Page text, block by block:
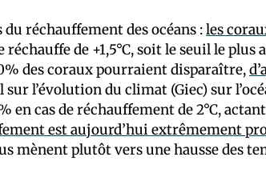
réchauffement des océans :les
de +1,5°C, soit le seuil le plus
des coraux pourraient disparaître,
l’évolution du climat (Giec) sur
en cas de réchauffement de 2°C,
est aujourd’hui extrêmement
mènent plutôt vers une hausse des